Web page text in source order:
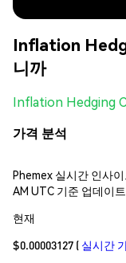
Inflation
니까
Inflation Hedging
가격 분석
Phemex 실시간 인사
AM UTC 기준 업데이트
현재
$0.00003127 ( 실시간